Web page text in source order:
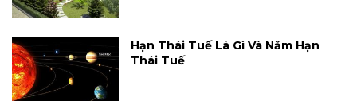
Hạn Thái Tuế Là Gì Và Năm Hạn
Thái Tuế